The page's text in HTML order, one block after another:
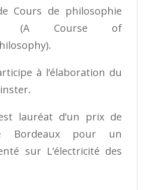
Cours de philosophie
(A Course of
à l’élaboration du
lauréat d’un prix de
Bordeaux pour un
sur L’électricité des